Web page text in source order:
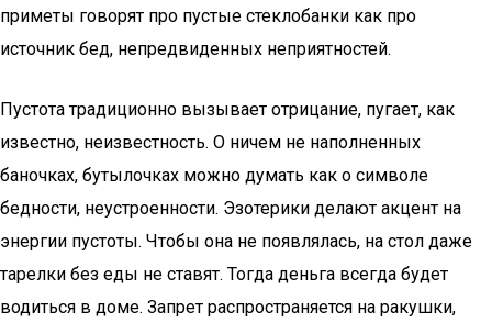
приметы говорят про пустые стеклобанки как про
источник бед, непредвиденных неприятностей.
Пустота традиционно вызывает отрицание, пугает, как
известно, неизвестность. О ничем не наполненных
баночках, бутылочках можно думать как о символе
бедности, неустроенности. Эзотерики делают акцент на
энергии пустоты. Чтобы она не появлялась, на стол даже
тарелки без еды не ставят. Тогда деньга всегда будет
водиться в доме. Запрет распространяется на ракушки,